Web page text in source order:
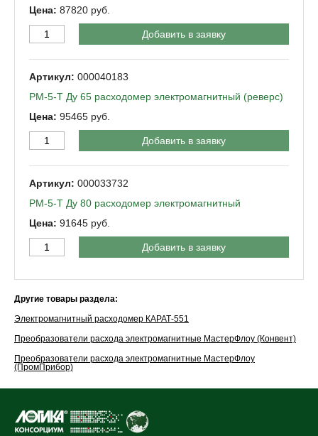
87820
Добавить в заявку
000040183
РМ-5-Т Ду 65 расходомер электромагнитный (реверс)
95465
Добавить в заявку
000033732
РМ-5-Т Ду 80 расходомер электромагнитный
91645
Добавить в заявку
Другие товары раздела:
Электромагнитный расходомер КАРАТ-551
Преобразователи расхода электромагнитные МастерФлоу (Конвент)
Преобразователи расхода электромагнитные МастерФлоу
(ПромПрибор)